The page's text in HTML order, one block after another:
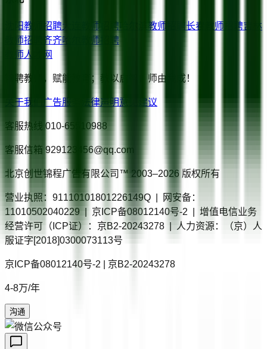
沈阳教师招聘大连 教师招聘 教师招聘长春 教师招聘吉林
教师招聘
齐齐哈尔
教师招聘
教师人才网
智聘教师，赋能教育；教以启智，师由我成！
关于我们 广告服务 法律声明意见建议
客服热线 010-65510988
客服信箱 929123456@qq.com
北京创世锦程广告有限公司™ 2003–2026 版权所有
营业执照：91110101801226149Q | 网安备：
11010502040229 | 京ICP备08012140号-2 | 增值电信业务
经营许可（ICP证）：京B2-20243278 | 人力资源：（京）人
服证字[2018]0300073113号
京ICP备08012140号-2 | 京B2-20243278
4-8万/年
沟通